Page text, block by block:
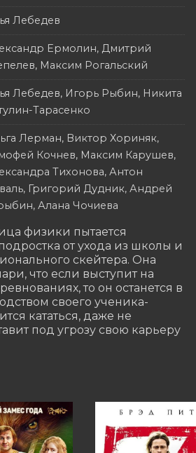
Лебедев
Ермолин, Дмитрий
Максим Рогальский
Лебедев, Игорь Рыбин, Никита
Тарасенко
Лерман, Виктор Хориняк,
Кочнев, Максим Карушев,
Тихонова, Антон
Григорий Дудник, Андрей
Алана Чочиева
физики пытается
от ухода из школы и
скейтера. Она
что если выступит на
то он останется в
своего ученика-
кататься, даже не
под угрозу свою карьеру